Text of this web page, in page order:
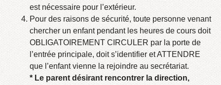
est nécessaire pour l’extérieur.
Pour des raisons de sécurité, toute personne venant
chercher un enfant pendant les heures de cours doit
OBLIGATOIREMENT CIRCULER par la porte de
l’entrée principale, doit s’identifier et ATTENDRE
que l’enfant vienne la rejoindre au secrétariat.
* Le parent désirant rencontrer la direction,